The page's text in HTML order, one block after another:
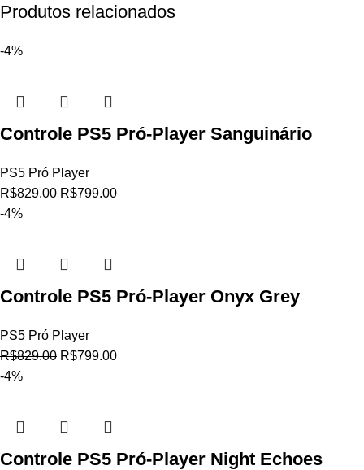
Produtos relacionados
-4%
Controle PS5 Pró-Player Sanguinário
PS5 Pró Player
R$829.00 R$799.00
-4%
Controle PS5 Pró-Player Onyx Grey
PS5 Pró Player
R$829.00 R$799.00
-4%
Controle PS5 Pró-Player Night Echoes